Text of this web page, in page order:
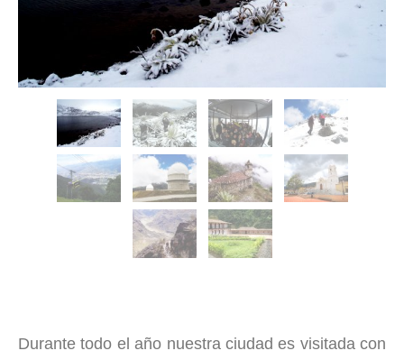
Durante todo el año nuestra ciudad es visitada con